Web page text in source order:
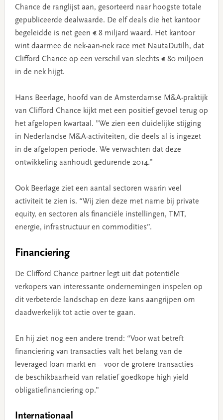
Chance de ranglijst aan, gesorteerd naar hoogste totale
gepubliceerde dealwaarde. De elf deals die het kantoor
begeleidde is net geen € 8 miljard waard. Het kantoor
wint daarmee de nek-aan-nek race met NautaDutilh, dat
Clifford Chance op een verschil van slechts € 80 miljoen
in de nek hijgt.
Hans Beerlage, hoofd van de Amsterdamse M&A-praktijk
van Clifford Chance kijkt met een positief gevoel terug op
het afgelopen kwartaal. ”We zien een duidelijke stijging
in Nederlandse M&A-activiteiten, die deels al is ingezet
in de afgelopen periode. We verwachten dat deze
ontwikkeling aanhoudt gedurende 2014.”
Ook Beerlage ziet een aantal sectoren waarin veel
activiteit te zien is. “Wij zien deze met name bij private
equity, en sectoren als financiële instellingen, TMT,
energie, infrastructuur en commodities”.
Financiering
De Clifford Chance partner legt uit dat potentiële
verkopers van interessante ondernemingen inspelen op
dit verbeterde landschap en deze kans aangrijpen om
daadwerkelijk tot actie over te gaan.
En hij ziet nog een andere trend: “Voor wat betreft
financiering van transacties valt het belang van de
leveraged loan markt en – voor de grotere transacties –
de beschikbaarheid van relatief goedkope high yield
obligatiefinanciering op.”
Internationaal